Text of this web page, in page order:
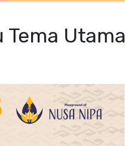
Tema Utama